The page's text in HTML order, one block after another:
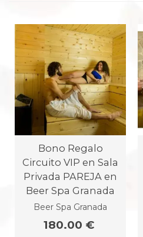
Bono Regalo
Circuito VIP en Sala
Privada PAREJA en
Beer Spa Granada
Beer Spa Granada
180.00 €